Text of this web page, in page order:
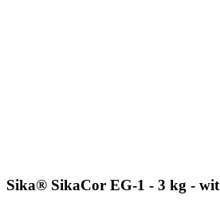
Sika® SikaCor EG-1 - 3 kg - wit